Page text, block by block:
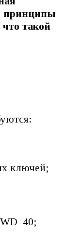
принципы
такой
ключей;